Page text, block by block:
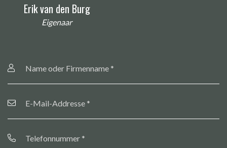
Erik van den Burg
Eigenaar
oder
Mail-